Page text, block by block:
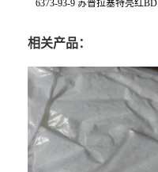
6373-93-9 苏普拉塞特亮红BD
相关产品：